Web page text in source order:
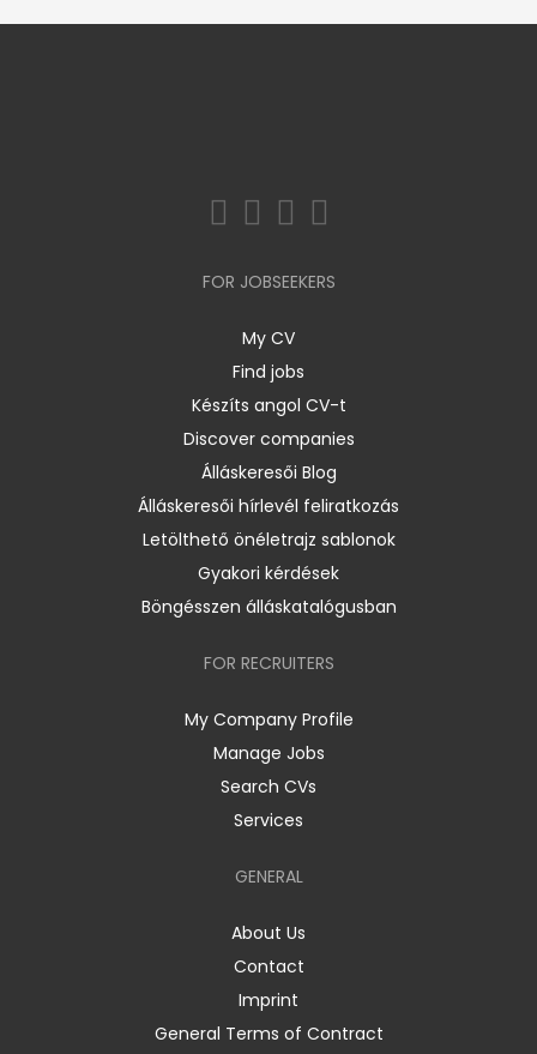
FOR JOBSEEKERS
My CV
Find jobs
Készíts angol CV-t
Discover companies
Álláskeresői Blog
Álláskeresői hírlevél feliratkozás
Letölthető önéletrajz sablonok
Gyakori kérdések
Böngésszen álláskatalógusban
FOR RECRUITERS
My Company Profile
Manage Jobs
Search CVs
Services
GENERAL
About Us
Contact
Imprint
General Terms of Contract